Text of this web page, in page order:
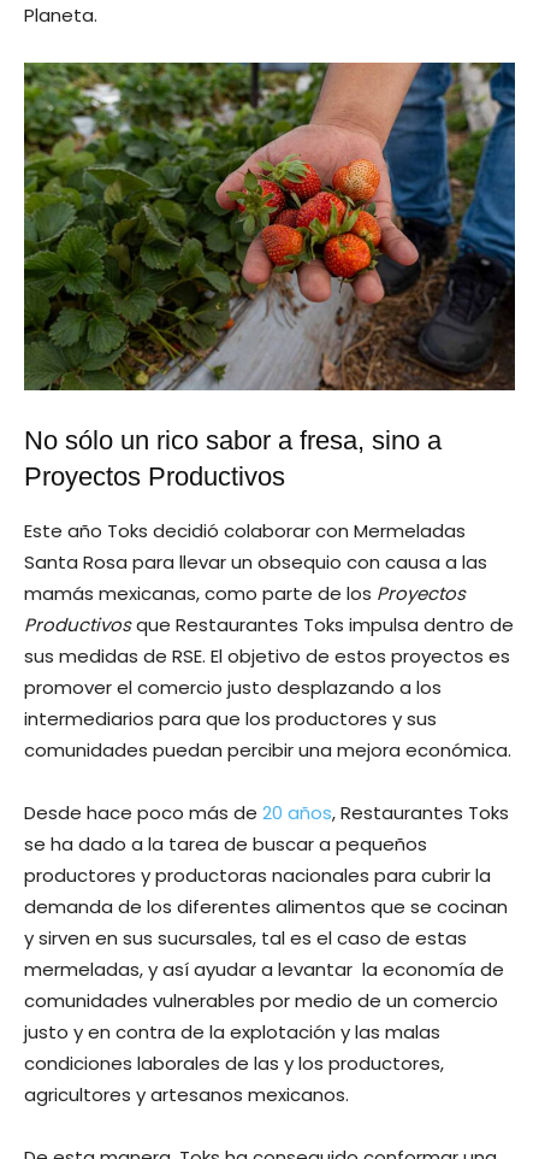
Planeta.
No sólo un rico sabor a fresa, sino a
Proyectos Productivos
Este año Toks decidió colaborar con Mermeladas
Santa Rosa para llevar un obsequio con causa a las
mamás mexicanas, como parte de los Proyectos
Productivosque Restaurantes Toks impulsa dentro de
sus medidas de RSE. El objetivo de estos proyectos es
promover el comercio justo desplazando a los
intermediarios para que los productores y sus
comunidades puedan percibir una mejora económica.
Desde hace poco más de 20 años, Restaurantes Toks
se ha dado a la tarea de buscar a pequeños
productores y productoras nacionales para cubrir la
demanda de los diferentes alimentos que se cocinan
y sirven en sus sucursales, tal es el caso de estas
mermeladas, y así ayudar a levantar la economía de
comunidades vulnerables por medio de un comercio
justo y en contra de la explotación y las malas
condiciones laborales de las y los productores,
agricultores y artesanos mexicanos.